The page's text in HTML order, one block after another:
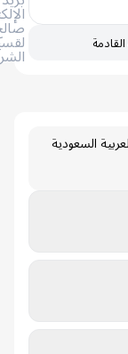
الإلكتروني
صالح
لقسيمة